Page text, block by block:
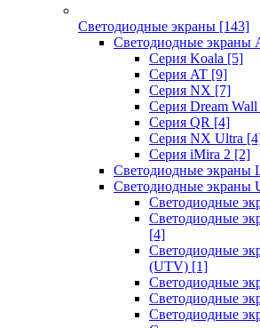
Светодиодные экраны [143]
Светодиодные экраны
Cерия Koala [5]
Серия AT [9]
Серия NX [7]
Серия Dream Wall
Серия QR [4]
Серия NX Ultra
Серия iMira 2 [2]
Светодиодные экраны
Светодиодные экраны
Светодиодные
Светодиодные
[4]
Светодиодные
(UTV) [1]
Светодиодные
Светодиодные
Светодиодные